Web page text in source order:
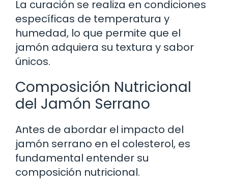
La curación se realiza en condiciones
específicas de temperatura y
humedad, lo que permite que el
jamón adquiera su textura y sabor
únicos.
Composición Nutricional
del Jamón Serrano
Antes de abordar el impacto del
jamón serrano en el colesterol, es
fundamental entender su
composición nutricional.